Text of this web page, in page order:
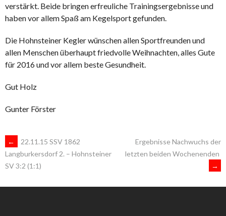
verstärkt. Beide bringen erfreuliche Trainingsergebnisse und
haben vor allem Spaß am Kegelsport gefunden.
Die Hohnsteiner Kegler wünschen allen Sportfreunden und
allen Menschen überhaupt friedvolle Weihnachten, alles Gute
für 2016 und vor allem beste Gesundheit.
Gut Holz
Gunter Förster
ARTIKEL-
NAVIGATION
←
22.11.15 SSV 1862
Langburkersdorf 2. – Hohnsteiner
SV 3:2 (1:1)
Ergebnisse Nachwuchs der
letzten beiden Wochenenden
→